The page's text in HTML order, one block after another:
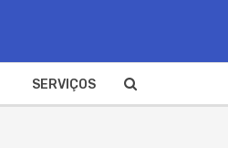
SERVIÇOS